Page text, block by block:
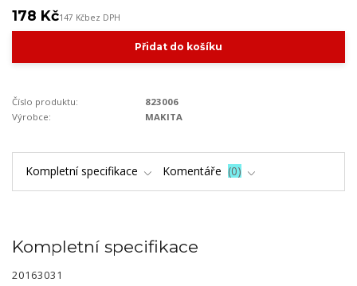
178 Kč147 Kčbez DPH
Přidat do košíku
Číslo produktu:
823006
Výrobce:
MAKITA
Kompletní specifikace Komentáře 0
Kompletní specifikace
20163031